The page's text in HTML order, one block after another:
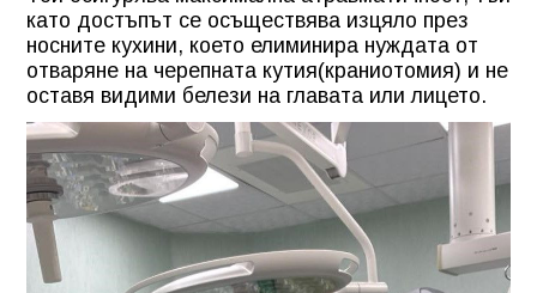
като достъпът се осъществява изцяло през
носните кухини, което елиминира нуждата от
отваряне на черепната кутия(краниотомия) и не
оставя видими белези на главата или лицето.